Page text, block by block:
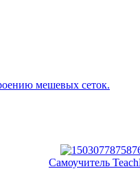
мешевых сеток.
Самоучитель